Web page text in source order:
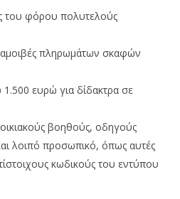
του φόρου πολυτελούς
πληρωμάτων σκαφών
ευρώ για δίδακτρα σε
βοηθούς, οδηγούς
λοιπό προσωπικό, όπως αυτές
κωδικούς του εντύπου